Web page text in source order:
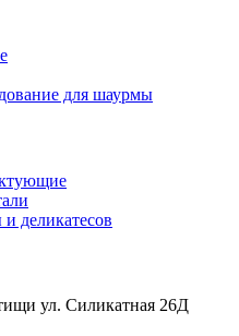
для шаурмы
деликатесов
ул. Силикатная 26Д